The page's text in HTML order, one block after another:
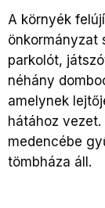
A környék
önkormányzat
parkolót,
néhány
amelynek
hátához
medencébe
tömbháza áll.